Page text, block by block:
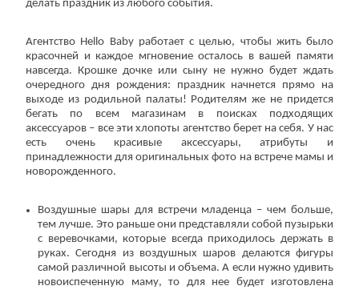
делать праздник из любого события.
Агентство Hello Baby работает с целью, чтобы жить было
красочней и каждое мгновение осталось в вашей памяти
навсегда. Крошке дочке или сыну не нужно будет ждать
очередного дня рождения: праздник начнется прямо на
выходе из родильной палаты! Родителям же не придется
бегать по всем магазинам в поисках подходящих
аксессуаров – все эти хлопоты агентство берет на себя. У нас
есть очень красивые аксессуары, атрибуты и
принадлежности для оригинальных фото на встрече мамы и
новорожденного.
Воздушные шары для встречи младенца – чем больше,
тем лучше. Это раньше они представляли собой пузырьки
с веревочками, которые всегда приходилось держать в
руках. Сегодня из воздушных шаров делаются фигуры
самой различной высоты и объема. А если нужно удивить
новоиспеченную маму, то для нее будет изготовлена